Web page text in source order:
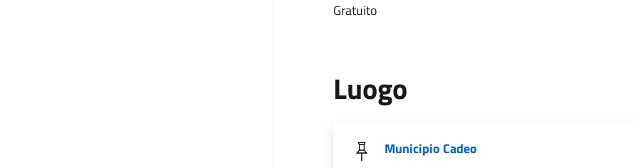
Gratuito
Luogo
Municipio Cadeo